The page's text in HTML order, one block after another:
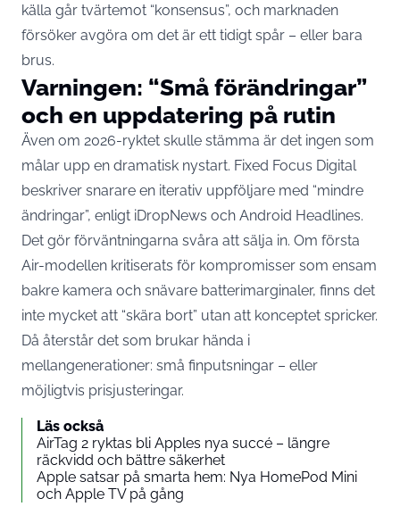
källa går tvärtemot “konsensus”, och marknaden
försöker avgöra om det är ett tidigt spår – eller bara
brus.
Varningen: “Små förändringar”
och en uppdatering på rutin
Även om 2026-ryktet skulle stämma är det ingen som
målar upp en dramatisk nystart. Fixed Focus Digital
beskriver snarare en iterativ uppföljare med “mindre
ändringar”, enligt iDropNews och Android Headlines.
Det gör förväntningarna svåra att sälja in. Om första
Air-modellen kritiserats för kompromisser som ensam
bakre kamera och snävare batterimarginaler, finns det
inte mycket att “skära bort” utan att konceptet spricker.
Då återstår det som brukar hända i
mellangenerationer: små finputsningar – eller
möjligtvis prisjusteringar.
Läs också
AirTag 2 ryktas bli Apples nya succé – längre
räckvidd och bättre säkerhet
Apple satsar på smarta hem: Nya HomePod Mini
och Apple TV på gång